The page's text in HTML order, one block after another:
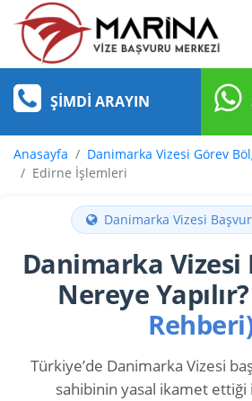
ŞIMDI ARAYIN
Anasayfa
Danimarka Vizesi Görev
Edirne İşlemleri
Danimarka Vizesi
Danimarka Vizesi
Nereye Yapılır?
Türkiye’de Danimarka Vizesi
sahibinin yasal ikamet